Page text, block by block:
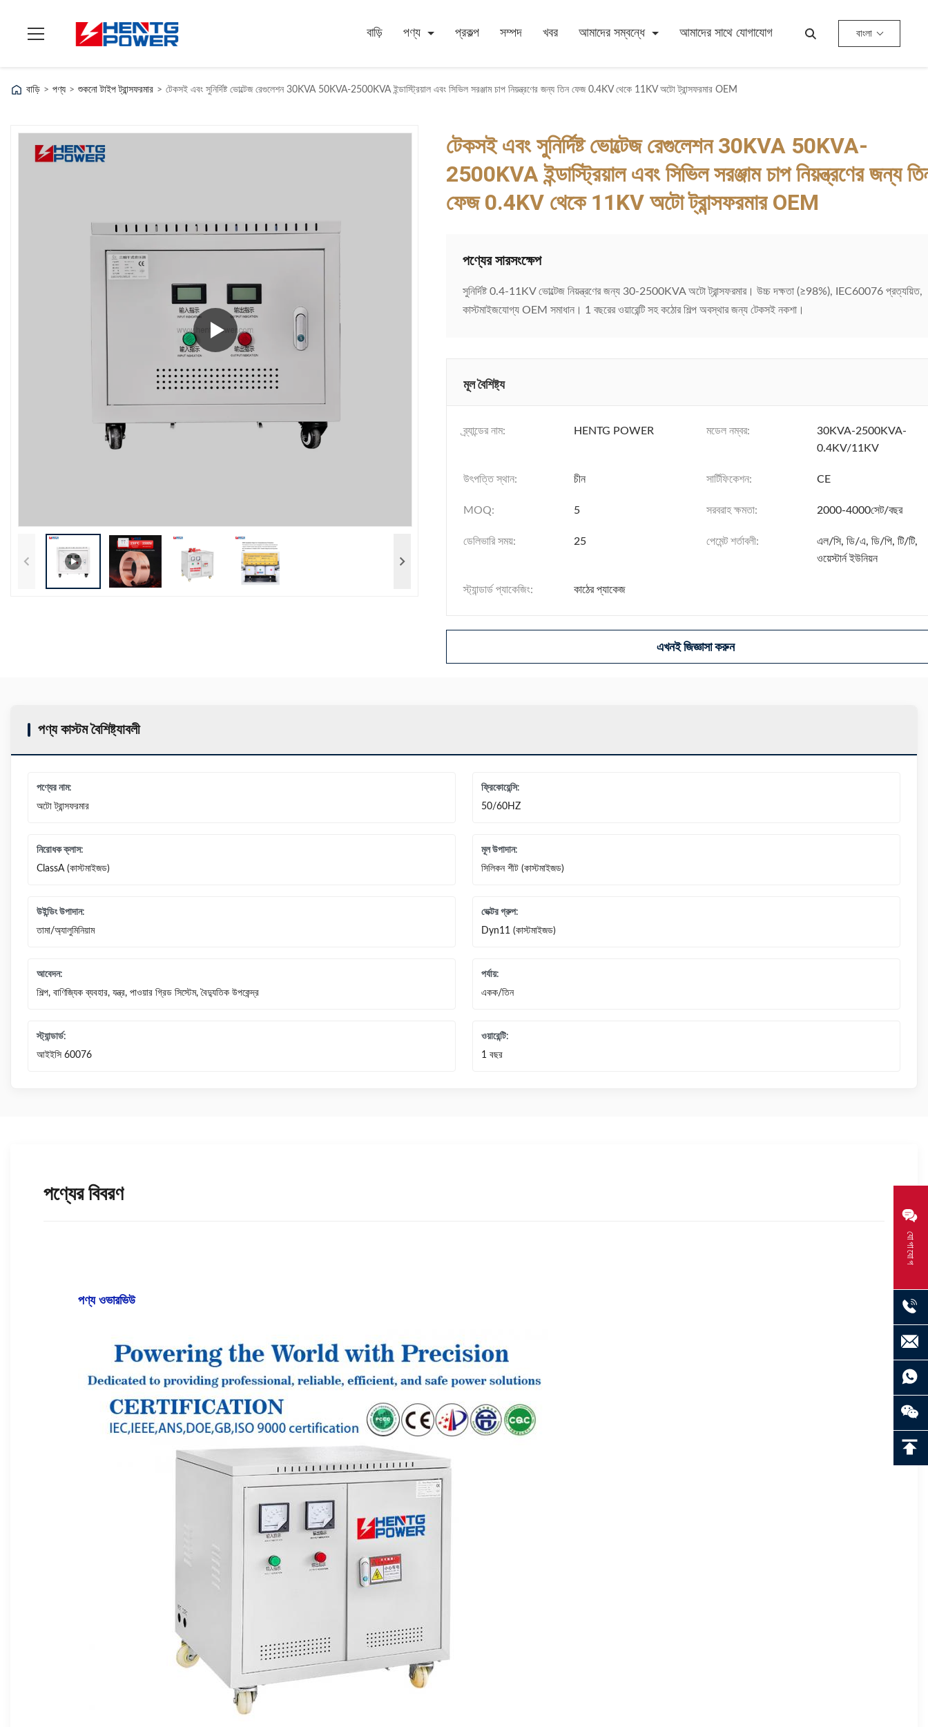
যোগাযোগ
বাড়ি পণ্য প্রকল্প সম্পদ খবর আমাদের সম্বন্ধে আমাদের সাথে যোগাযোগ বাংলা
বাড়ি > পণ্য > শুকনো টাইপ ট্রান্সফরমার > টেকসই এবং সুনির্দিষ্ট ভোল্টেজ রেগুলেশন 30KVA 50KVA-2500KVA ইন্ডাস্ট্রিয়াল এবং সিভিল সরঞ্জাম চাপ নিয়ন্ত্রণের জন্য তিন ফেজ 0.4KV থেকে 11KV অটো ট্রান্সফরমার OEM
টেকসই এবং সুনির্দিষ্ট ভোল্টেজ রেগুলেশন 30KVA 50KVA-
2500KVA ইন্ডাস্ট্রিয়াল এবং সিভিল সরঞ্জাম চাপ নিয়ন্ত্রণের জন্য
ফেজ 0.4KV থেকে 11KV অটো ট্রান্সফরমার OEM
পণ্যের সারসংক্ষেপ
সুনির্দিষ্ট 0.4-11KV ভোল্টেজ নিয়ন্ত্রণের জন্য 30-2500KVA অটো ট্রান্সফরমার। উচ্চ দক্ষতা (≥98%), IEC60076 প্রত্যয়িত,
কাস্টমাইজযোগ্য OEM সমাধান। 1 বছরের ওয়ারেন্টি সহ কঠোর শিল্প অবস্থার জন্য টেকসই নকশা।
মূল বৈশিষ্ট্য
ব্র্যান্ডের নাম: HENTG POWER মডেল নম্বর:
30KVA-2500KVA-
0.4KV/11KV
উৎপত্তি স্থান: চীন সার্টিফিকেশন: CE
MOQ: 5 সরবরাহ ক্ষমতা: 2000-4000সেট/বছর
ডেলিভারি সময়: 25 পেমেন্ট শর্তাবলী:
এল/সি, ডি/এ, ডি/পি, টি/টি,
ওয়েস্টার্ন ইউনিয়ন
স্ট্যান্ডার্ড প্যাকেজিং: কাঠের প্যাকেজ
এখনই জিজ্ঞাসা করুন
পণ্য কাস্টম বৈশিষ্ট্যাবলী
পণ্যের নাম:
অটো ট্রান্সফরমার
ফ্রিকোয়েন্সি:
50/60HZ
নিরোধক ক্লাস:
ClassA (কাস্টমাইজড)
মূল উপাদান:
সিলিকন শীট (কাস্টমাইজড)
উইন্ডিং উপাদান:
তামা/অ্যালুমিনিয়াম
ভেক্টর গ্রুপ:
Dyn11 (কাস্টমাইজড)
আবেদন:
শিল্প, বাণিজ্যিক ব্যবহার, যন্ত্র, পাওয়ার গ্রিড সিস্টেম, বৈদ্যুতিক উপকেন্দ্র
পর্যায়:
একক/তিন
স্ট্যান্ডার্ড:
আইইসি 60076
ওয়ারেন্টি:
1 বছর
পণ্যের বিবরণ
পণ্য ওভারভিউ